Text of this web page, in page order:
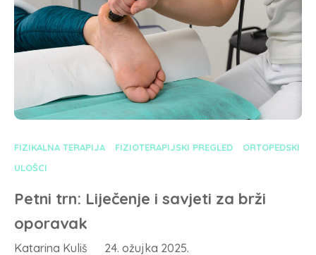
FIZIKALNA TERAPIJA FIZIOTERAPIJSKI PREGLED
ORTOPEDSKI
ULOŠCI
Petni trn: Liječenje i savjeti za brži
oporavak
Katarina Kuliš
24. ožujka 2025.